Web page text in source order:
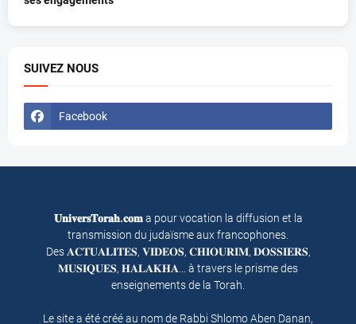
SUIVEZ NOUS
Facebook
𝐔𝐧𝐢𝐯𝐞𝐫𝐬𝐓𝐨𝐫𝐚𝐡.𝐜𝐨𝐦a pour vocation la diffusion et la
transmission du judaïsme aux francophones.
Des 𝐀𝐂𝐓𝐔𝐀𝐋𝐈𝐓𝐄𝐒, 𝐕𝐈𝐃𝐄𝐎𝐒, 𝐂𝐇𝐈𝐎𝐔𝐑𝐈𝐌, 𝐃𝐎𝐒𝐒𝐈𝐄𝐑𝐒,
𝐌𝐔𝐒𝐈𝐐𝐔𝐄𝐒, 𝐇𝐀𝐋𝐀𝐊𝐇𝐀… à travers le prisme des
enseignements de la Torah.
Le site a été créé au nom de Rabbi Shlomo Aben Danan,